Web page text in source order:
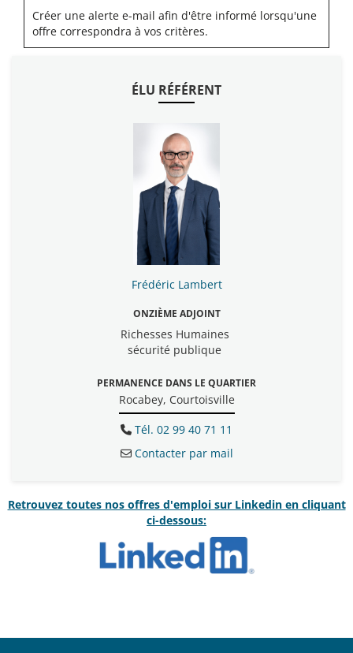
Créer une alerte e-mail afin d'être informé lorsqu'une
offre correspondra à vos critères.
ÉLU RÉFÉRENT
Frédéric Lambert
ONZIÈME ADJOINT
Richesses Humaines
sécurité publique
PERMANENCE DANS LE QUARTIER
Rocabey, Courtoisville
Tél. 02 99 40 71 11
Contacter par mail
Retrouvez toutes nos offres d'emploi sur Linkedin en cliquant
ci-dessous: